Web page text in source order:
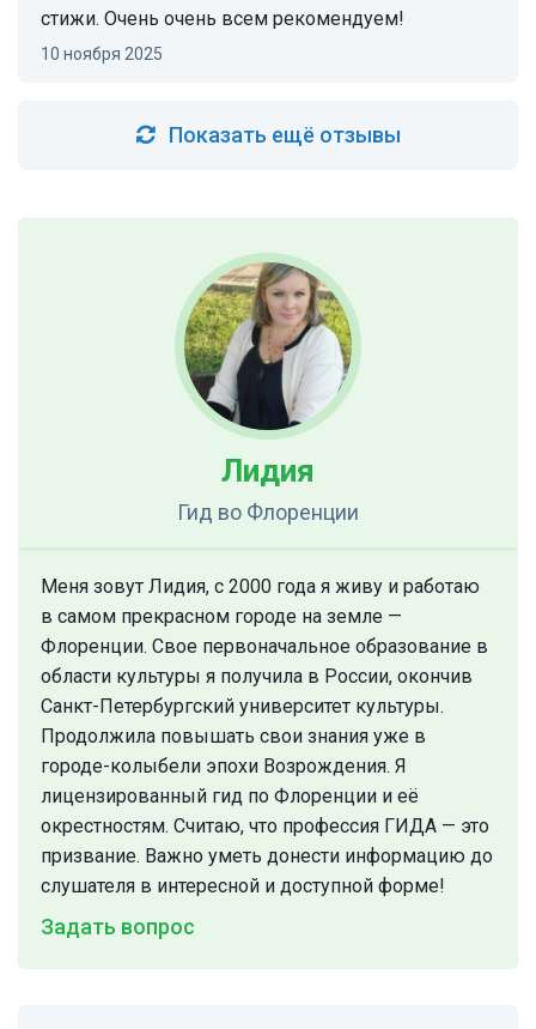
стижи. Очень очень всем рекомендуем!
10 ноября 2025
Показать ещё отзывы
Лидия
Гид во Флоренции
Меня зовут Лидия, с 2000 года я живу и работаю
в самом прекрасном городе на земле —
Флоренции. Свое первоначальное образование в
области культуры я получила в России, окончив
Санкт-Петербургский университет культуры.
Продолжила повышать свои знания уже в
городе-колыбели эпохи Возрождения. Я
лицензированный гид по Флоренции и её
окрестностям. Считаю, что профессия ГИДА — это
призвание. Важно уметь донести информацию до
слушателя в интересной и доступной форме!
Задать вопрос